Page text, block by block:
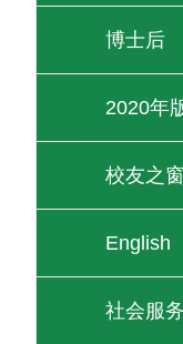
博士后
2020年
校友之窗
English
社会服务